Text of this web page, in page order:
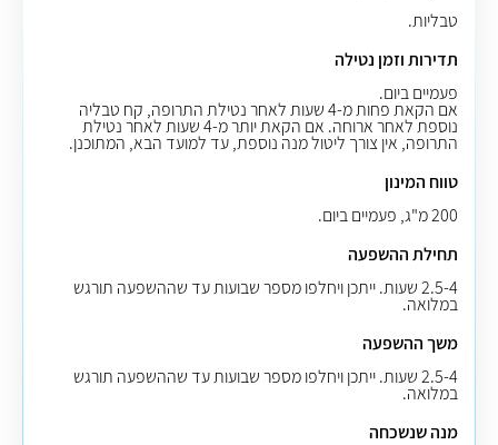
טבליות.
תדירות וזמן נטילה
פעמיים ביום.
אם הקאת פחות מ-4 שעות לאחר נטילת התרופה, קח טבליה
נוספת לאחר ארוחה. אם הקאת יותר מ-4 שעות לאחר נטילת
התרופה, אין צורך ליטול מנה נוספת, עד למועד הבא, המתוכנן.
טווח המינון
200 מ"ג, פעמיים ביום.
תחילת ההשפעה
2.5-4 שעות. ייתכן ויחלפו מספר שבועות עד שההשפעה תורגש
במלואה.
משך ההשפעה
2.5-4 שעות. ייתכן ויחלפו מספר שבועות עד שההשפעה תורגש
במלואה.
מנה שנשכחה